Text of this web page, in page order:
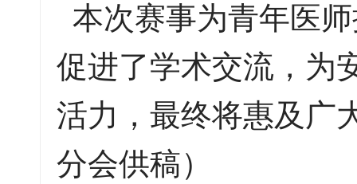
本次赛事为青年医
促进了学术交流，为
活力，最终将惠及广
分会供稿）